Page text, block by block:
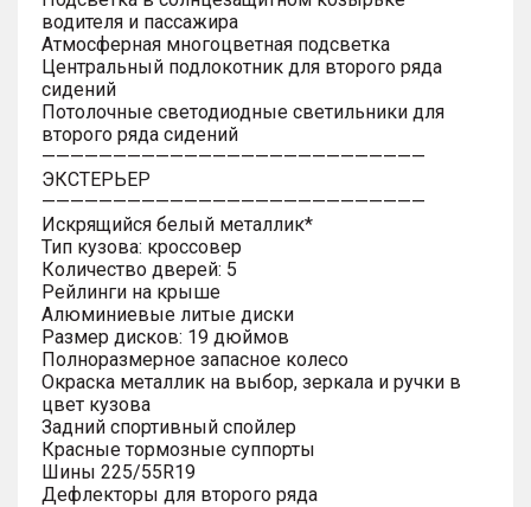
водителя и пассажира
Атмосферная многоцветная подсветка
Центральный подлокотник для второго ряда
сидений
Потолочные светодиодные светильники для
второго ряда сидений
———————————————————————————
ЭКСТЕРЬЕР
———————————————————————————
Искрящийся белый металлик*
Тип кузова: кроссовер
Количество дверей: 5
Рейлинги на крыше
Алюминиевые литые диски
Размер дисков: 19 дюймов
Полноразмерное запасное колесо
Окраска металлик на выбор, зеркала и ручки в
цвет кузова
Задний спортивный спойлер
Красные тормозные суппорты
Шины 225/55R19
Дефлекторы для второго ряда